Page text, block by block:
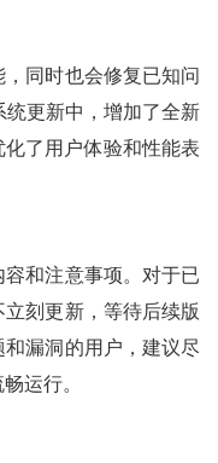
同时也会修复已知问
更新中，增加了全新
了用户体验和性能表
和注意事项。对于已
刻更新，等待后续版
漏洞的用户，建议尽
运行。